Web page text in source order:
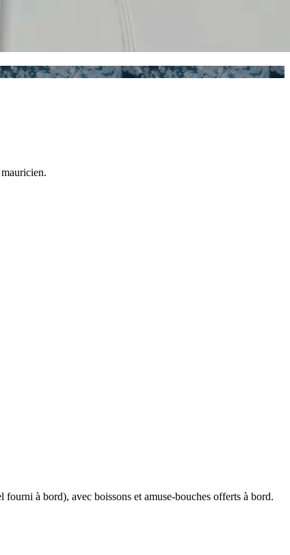
à bord), avec boissons et amuse-bouches offerts à bord.